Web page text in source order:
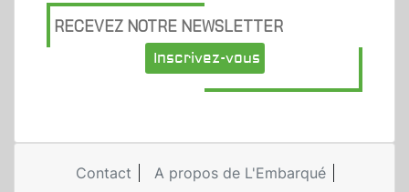
RECEVEZ NOTRE NEWSLETTER
Inscrivez-vous
Contact A propos de L'Embarqué